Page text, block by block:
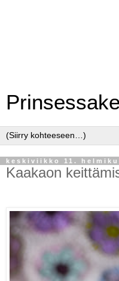
keskiviikko 11.
Kaakaon